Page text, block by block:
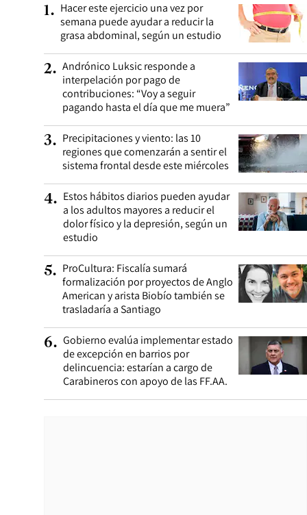
1. Hacer este ejercicio una vez por
semana puede ayudar a reducir la
grasa abdominal, según un estudio
2. Andrónico Luksic responde a
interpelación por pago de
contribuciones: “Voy a seguir
pagando hasta el día que me muera”
3. Precipitaciones y viento: las 10
regiones que comenzarán a sentir el
sistema frontal desde este miércoles
4. Estos hábitos diarios pueden ayudar
a los adultos mayores a reducir el
dolor físico y la depresión, según un
estudio
5. ProCultura: Fiscalía sumará
formalización por proyectos de Anglo
American y arista Biobío también se
trasladaría a Santiago
6. Gobierno evalúa implementar estado
de excepción en barrios por
delincuencia: estarían a cargo de
Carabineros con apoyo de las FF.AA.